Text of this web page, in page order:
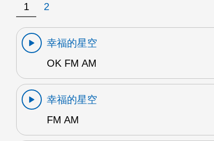
1 2
幸福的星空
OK FM AM
幸福的星空
FM AM